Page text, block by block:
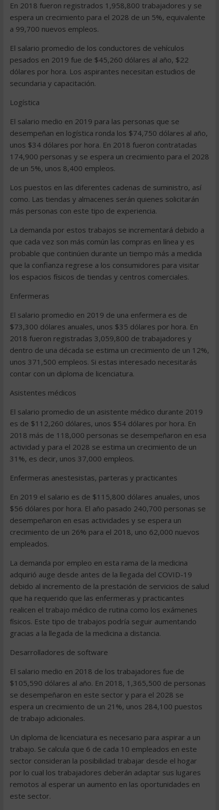
En 2018 fueron registrados 1,958,800 trabajadores y se
espera un crecimiento para el 2028 de un 5%, equivalente
a 99,700 nuevos empleos.
El salario promedio de los conductores de vehículos
pesados en 2019 fue de $45,260 dólares al año, $22
dólares por hora. Los aspirantes necesitan estudios de
secundaria y capacitación.
Logística
El salario medio en 2019 para las personas que se
desempeñan en logística ronda los $74,750 dólares al año,
unos $34 dólares por hora. En 2018 fueron contratadas
174,900 personas y se espera un crecimiento para el 2028
de un 5%, unos 8,400 empleos.
Los puestos en las diferentes cadenas de suministro, así
como. Las tiendas y almacenes serán quienes solicitarán
más personas con este tipo de experiencia.
La demanda por estos trabajos se incrementará debido a
que cada vez son más común las compras en línea y es
probable que continúen durante un tiempo más a medida
que la confianza regrese a los consumidores para visitar
los espacios físicos de tiendas y centros comerciales.
Enfermeras
El salario promedio en 2019 de una enfermera es de
$73,300 dólares anuales, unos $35 dólares por hora. En
2018 fueron registradas 3,059,800 de trabajadores y
dentro de una década se estima un crecimiento de un 12%,
unos 371,500 empleos. Si estas interesado necesitarás
contar con un diploma de licenciatura.
Asistentes médicos
El salario promedio de un asistente médico durante 2019
es de $112,260 dólares, unos $54 dólares por hora. En
2018 más de 118,000 personas se desempeñaron en esa
actividad y para el 2028 se estima un crecimiento de un
31%, es decir, unos 37,000 empleos.
Enfermeras anestesistas, parteras y practicantes
En 2019 el salario es de $115,800 dólares anuales, unos
$56 dólares por hora. El año pasado 240,700 personas se
desempeñaron en esas actividades y se espera un
crecimiento de un 26% para el 2018, uno 62,000 nuevos
empleados.
La demanda por empleo en esta rama de la medicina
adquirió auge desde antes de la llegada del COVID-19
debido al incremento de la prestación de servicios de salud
que ha requerido que las enfermeras y practicantes
realicen el trabajo médico de rutina como los exámenes
físicos. Este tipo de trabajos podría seguir aumentando
gracias a la llegada de la medicina a distancia.
Desarrolladores de software
El salario medio en 2018 de los trabajadores fue de
$105,590 dólares al año. En 2018, 1,365,500 de personas
se desempeñaron en este sector y para el 2028 se
espera un crecimiento de un 21%, unos 284,100 puestos
de trabajo adicionales.
Un diploma de licenciatura es necesario para aspirar a un
trabajo. Se calcula que 6 de cada 10 empleados en este
sector consideran la posibilidad trabajar desde el hogar
por lo cual los trabajadores deberán adaptar sus lugares
remotos al esperar un aumento en las oportunidades en
este sector.